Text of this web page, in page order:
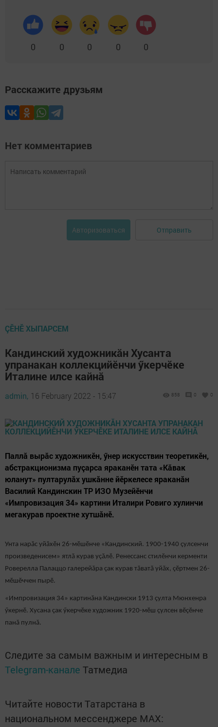
0 0 0 0 0
Расскажите друзьям
Нет комментариев
Авторизоваться Отправить
ÇӖНӖ ХЫПАРСЕМ
Кандинский художникăн Хусанта
упранакан коллекцийӗнчи ӳкерчӗке
Италине илсе кайнă
admin, 16 February 2022 - 15:47 858 0 0
Паллă вырăс художникӗн, ӳнер искусствин теоретикӗн,
абстракционизма пуçарса яраканӗн тата «Кăвак
юланут» пултарулăх ушкăнне йӗркелесе яраканăн
Василий Кандинскин ТР ИЗО Музейӗнчи
«Импровизация 34» картини Италири Ровиго хулинчи
мегакурав проектне хутшăнӗ.
Унта нарăс уйăхӗн 26-мӗшӗнче «Кандинский. 1900-1940 çулсенчи
произведенисем» ятлă курав уçăлӗ. Ренессанс стилӗнчи керменти
Роверелла Палаццо галерейăра çак курав тăватă уйăх, çӗртмен 26-
мӗшӗччен пырӗ.
«Импровизация 34» картинăна Кандински 1913 çулта Мюнхенра
ӳкернӗ. Хусана çак ӳкерчӗке художник 1920-мӗш çулсен вӗçӗнче
панă пулнă.
Следите за самым важным и интересным в
Telegram-канале Татмедиа
Читайте новости Татарстана в
национальном мессенджере MАХ: